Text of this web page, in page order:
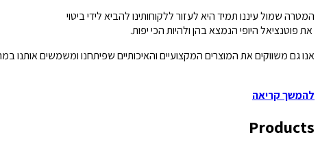
המטרה שמול עיננו תמיד היא לעזור ללקוחותינו להביא לידי ביטוי
את פוטנציאל היופי הנמצא בהן ולהיות הכי יפות.
אנו גם משווקים את המוצרים המקצועיים והאיכותיים שפיתחנו ומשמשים אותנו
להמשך קריאה
Products